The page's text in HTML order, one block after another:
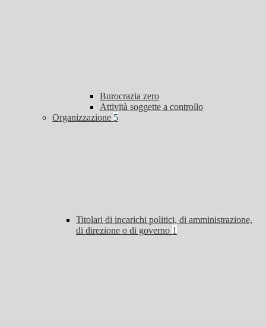
Burocrazia zero
Attività soggette a controllo
Organizzazione 5
Titolari di incarichi politici, di amministrazione,
di direzione o di governo 1